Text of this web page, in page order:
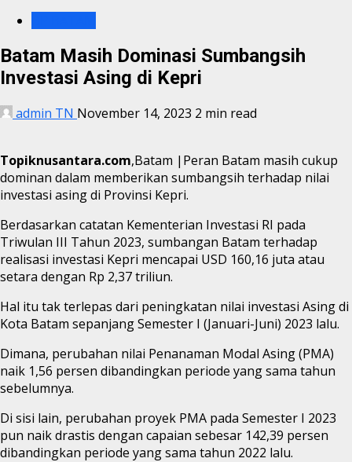
Batam Masih Dominasi Sumbangsih
Investasi Asing di Kepri
admin TN November 14, 2023 2 min read
Topiknusantara.com,Batam |Peran Batam masih cukup
dominan dalam memberikan sumbangsih terhadap nilai
investasi asing di Provinsi Kepri.
Berdasarkan catatan Kementerian Investasi RI pada
Triwulan III Tahun 2023, sumbangan Batam terhadap
realisasi investasi Kepri mencapai USD 160,16 juta atau
setara dengan Rp 2,37 triliun.
Hal itu tak terlepas dari peningkatan nilai investasi Asing di
Kota Batam sepanjang Semester I (Januari-Juni) 2023 lalu.
Dimana, perubahan nilai Penanaman Modal Asing (PMA)
naik 1,56 persen dibandingkan periode yang sama tahun
sebelumnya.
Di sisi lain, perubahan proyek PMA pada Semester I 2023
pun naik drastis dengan capaian sebesar 142,39 persen
dibandingkan periode yang sama tahun 2022 lalu.